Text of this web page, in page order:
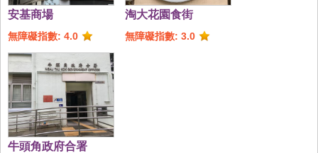
安基商場
無障礙指數: 4.0
淘大花園食街
無障礙指數: 3.0
牛頭角政府合署